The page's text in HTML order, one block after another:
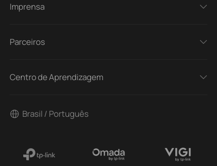
Imprensa
Parceiros
Centro de Aprendizagem
Brasil / Português